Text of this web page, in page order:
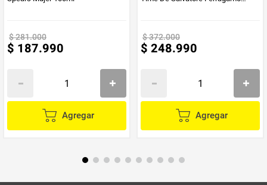
$281.000
$ 187.990
Agregar
$372.000
$ 248.990
Agregar